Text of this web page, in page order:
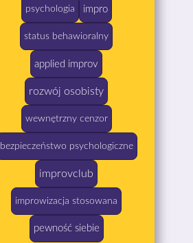
psychologia impro
status behawioralny
applied improv
rozwój osobisty
wewnętrzny cenzor
bezpieczeństwo psychologiczne
improvclub
improwizacja stosowana
pewność siebie